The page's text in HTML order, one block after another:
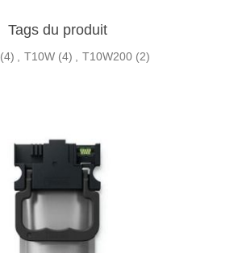
Tags du produit
(4) , T10W (4) , T10W200 (2)